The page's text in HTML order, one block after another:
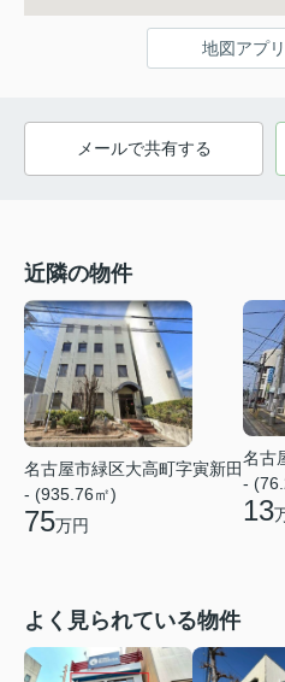
地図アプ
メールで共有する
近隣の物件
名古屋市緑区大高町字寅新田
- (935.76㎡)
75万円
名古
-
13
よく見られている物件